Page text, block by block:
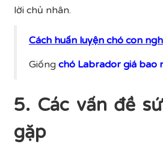
lời chủ nhân.
Cách huấn luyện chó con
Giống chó Labrador giá bao
5. Các vấn đề
gặp